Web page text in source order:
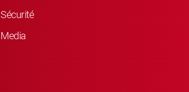
Sécurité
Media